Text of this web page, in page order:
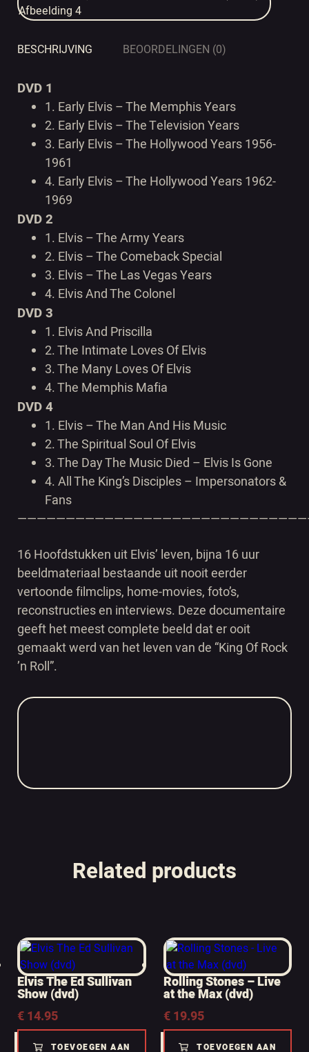
BESCHRIJVING BEOORDELINGEN (0)
DVD 1
1. Early Elvis – The Memphis Years
2. Early Elvis – The Television Years
3. Early Elvis – The Hollywood Years 1956-
1961
4. Early Elvis – The Hollywood Years 1962-
1969
DVD 2
1. Elvis – The Army Years
2. Elvis – The Comeback Special
3. Elvis – The Las Vegas Years
4. Elvis And The Colonel
DVD 3
1. Elvis And Priscilla
2.The Intimate Loves Of Elvis
3.The Many Loves Of Elvis
4.The Memphis Mafia
DVD 4
1. Elvis – The Man And His Music
2.The Spiritual Soul Of Elvis
3.The Day The Music Died – Elvis Is Gone
4.All The King’s Disciples – Impersonators &
Fans
16 Hoofdstukken uit Elvis’ leven, bijna 16 uur
beeldmateriaal bestaande uit nooit eerder
vertoonde filmclips, home-movies, foto’s,
reconstructies en interviews. Deze documentaire
geeft het meest complete beeld dat er ooit
gemaakt werd van het leven van de “King Of Rock
’n Roll”.
Related products
Elvis The Ed Sullivan
Show (dvd)
€14.95
TOEVOEGEN AAN
Rolling Stones – Live
at the Max (dvd)
€19.95
TOEVOEGEN AAN